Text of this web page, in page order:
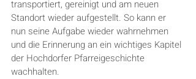
transportiert, gereinigt und am neuen
Standort wieder aufgestellt. So kann er
nun seine Aufgabe wieder wahrnehmen
und die Erinnerung an ein wichtiges Kapitel
der Hochdorfer Pfarreigeschichte
wachhalten.